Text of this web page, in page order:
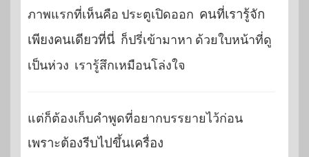
ภาพแรกที่เห็นคือ ประตูเปิดออก คนที่เรารู้จัก
เพียงคนเดียวที่นี่ ก็ปรี่เข้ามาหา ด้วยใบหน้าที่ดู
เป็นห่วง เรารู้สึกเหมือนโล่งใจ
แต่ก็ต้องเก็บคำพูดที่อยากบรรยายไว้ก่อน
เพราะต้องรีบไปขึ้นเครื่อง